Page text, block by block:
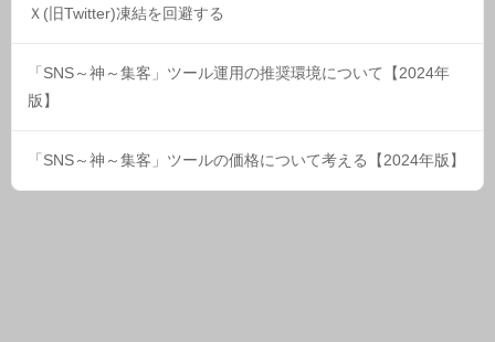
Ｘ(旧Twitter)凍結を回避する
「SNS～神～集客」ツール運用の推奨環境について【2024年
版】
「SNS～神～集客」ツールの価格について考える【2024年版】